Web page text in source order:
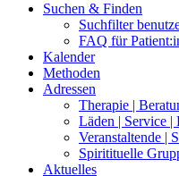
Suchen & Finden
Suchfilter
FAQ für
Kalender
Methoden
Adressen
Therapie |
Läden | Service
Veranstaltende |
Spiritituelle
Aktuelles